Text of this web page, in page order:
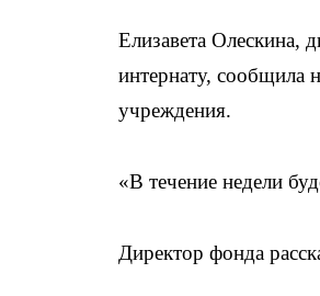
Елизавета Олескина,
интернату, сообщила
учреждения.
«В течение недели
Директор фонда